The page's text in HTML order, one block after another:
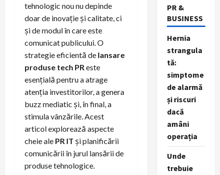
tehnologic nou nu depinde
doar de inovație și calitate, ci
și de modul în care este
comunicat publicului. O
strategie eficientă de lansare
produse tech PR este
esențială pentru a atrage
atenția investitorilor, a genera
buzz mediatic și, în final, a
stimula vânzările. Acest
articol explorează aspecte
cheie ale PR IT și planificării
comunicării în jurul lansării de
produse tehnologice.
PR &
BUSINESS
Hernia
strangula
tă:
simptome
de alarmă
și riscuri
dacă
amâni
operația
Unde
trebuie